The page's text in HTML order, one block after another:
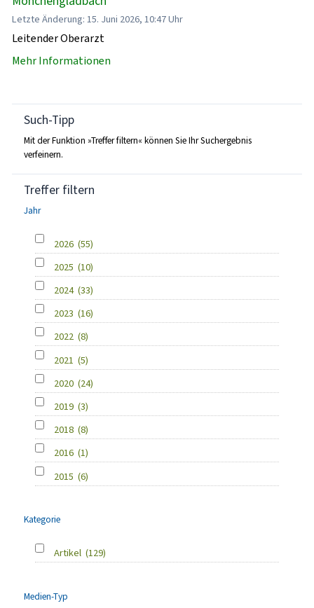
Letzte Änderung: 15. Juni 2026, 10:47 Uhr
Leitender Oberarzt
Mehr Informationen
Such-Tipp
Mit der Funktion »Treffer filtern« können Sie Ihr Suchergebnis
verfeinern.
Treffer filtern
Jahr
2026 (55)
2025 (10)
2024 (33)
2023 (16)
2022 (8)
2021 (5)
2020 (24)
2019 (3)
2018 (8)
2016 (1)
2015 (6)
Kategorie
Artikel (129)
Medien-Typ